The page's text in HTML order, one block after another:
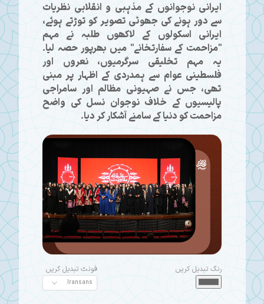
ایرانی نوجوانوں کے مذہبی و انقلابی نظریات
سے دور ہونے کی جھوٹی تصویر کو توڑتے ہوئے،
ایرانی اسکولوں کے لاکھوں طلبہ نے مہم
"مزاحمت کے سفارتخانے" میں بھرپور حصہ لیا۔
یہ مہم تخلیقی سرگرمیوں، نعروں اور
فلسطینی عوام سے ہمدردی کے اظہار پر مبنی
تھی، جس نے صہیونی مظالم اور سامراجی
پالیسیوں کے خلاف نوجوان نسل کی واضح
مزاحمت کو دنیا کے سامنے آشکار کر دیا۔
رنگ تبدیل کریں فونٹ تبدیل کریں